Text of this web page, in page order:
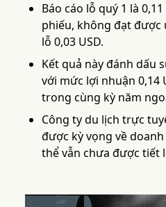
Báo cáo lỗ quý 1 là
phiếu, không đạt
lỗ 0,03 USD.
Kết quả này đánh dấu
với mức lợi nhuận 0,14
trong cùng kỳ năm
Công ty du lịch trực
được kỳ vọng về
thể vẫn chưa được tiết